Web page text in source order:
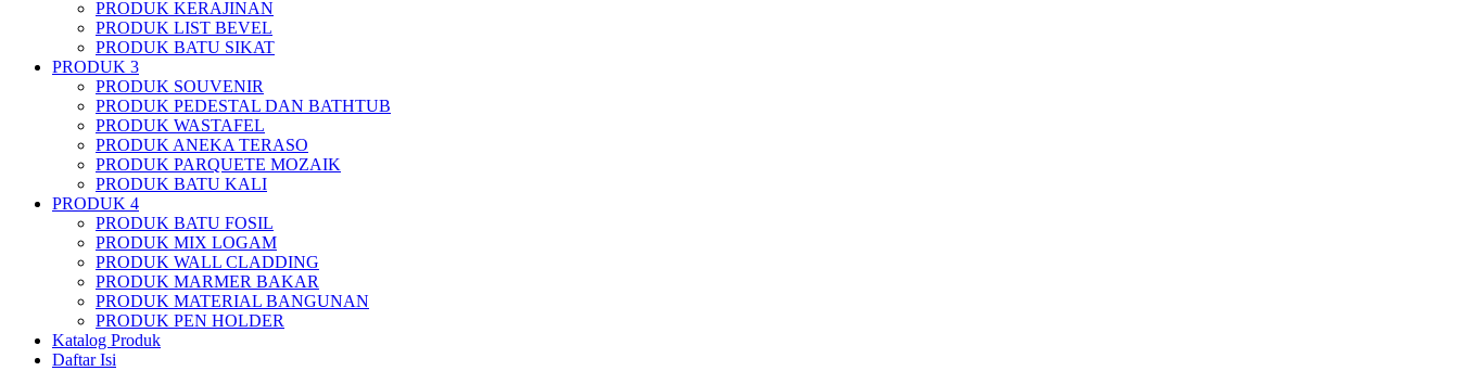
PRODUK KERAJINAN
PRODUK LIST BEVEL
PRODUK BATU SIKAT
PRODUK 3
PRODUK SOUVENIR
PRODUK PEDESTAL DAN BATHTUB
PRODUK WASTAFEL
PRODUK ANEKA TERASO
PRODUK PARQUETE MOZAIK
PRODUK BATU KALI
PRODUK 4
PRODUK BATU FOSIL
PRODUK MIX LOGAM
PRODUK WALL CLADDING
PRODUK MARMER BAKAR
PRODUK MATERIAL BANGUNAN
PRODUK PEN HOLDER
Katalog Produk
Daftar Isi